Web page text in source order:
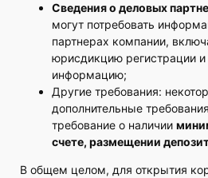
Сведения о деловых
могут потребовать
партнерах компании,
юрисдикцию регистрации и
информацию;
Другие требования:
дополнительные
требование о наличии
счете, размещении
В общем целом, для открытия